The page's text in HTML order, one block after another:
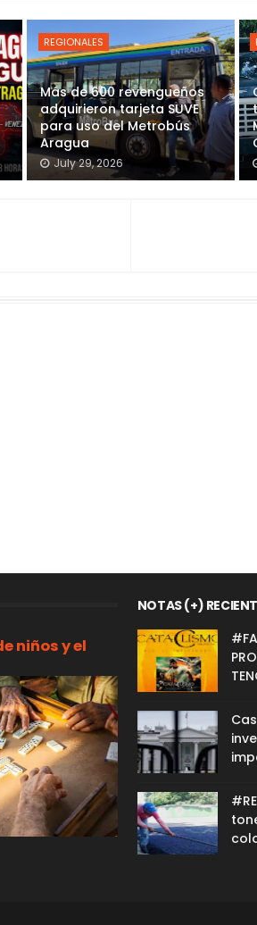
REGIONALES
Más de 600 revengueños
adquirieron tarjeta SUVE
para uso del Metrobús
Aragua
July 29, 2026
niños y el
NOTAS (+)